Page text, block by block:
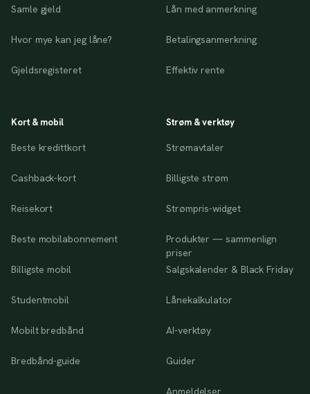
Samle gjeld
Hvor mye kan jeg låne?
Gjeldsregisteret
Lån med anmerkning
Betalingsanmerkning
Effektiv rente
Kort & mobil
Beste kredittkort
Cashback-kort
Reisekort
Beste mobilabonnement
Billigste mobil
Studentmobil
Mobilt bredbånd
Bredbånd-guide
Strøm & verktøy
Strømavtaler
Billigste strøm
Strømpris-widget
Produkter — sammenlign
priser
Salgskalender & Black Friday
Lånekalkulator
AI-verktøy
Guider
Anmeldelser